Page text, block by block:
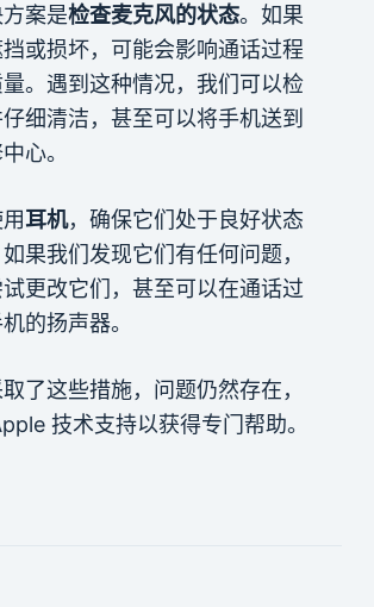
案是检查麦克风的状态。如果
或损坏，可能会影响通话过程
。遇到这种情况，我们可以检
细清洁，甚至可以将手机送到
心。
耳机，确保它们处于良好状态
果我们发现它们有任何问题，
更改它们，甚至可以在通话过
的扬声器。
了这些措施，问题仍然存在，
技术支持以获得专门帮助。